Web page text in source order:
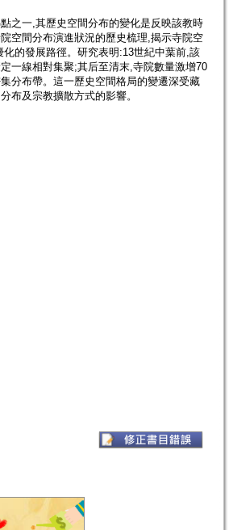
之一,其歷史空間分布的變化是反映該教時
空間分布演進狀況的歷史梳理,揭示寺院空
的發展路徑。研究表明:13世紀中葉前,該
一線相對集聚;其后至清末,寺院數量激增70
分布帶。這一歷史空間格局的變遷深受藏
布及宗教擴散方式的影響。